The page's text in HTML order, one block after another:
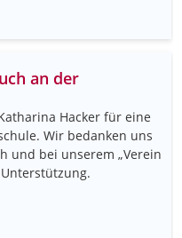
an der
Hacker für eine
Wir bedanken uns
und bei unserem „Verein